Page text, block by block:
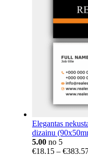
Elegantas
dizainu
5.00 no 5
€18.15 – €